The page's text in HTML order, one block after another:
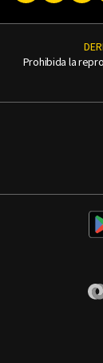
Prohibida la